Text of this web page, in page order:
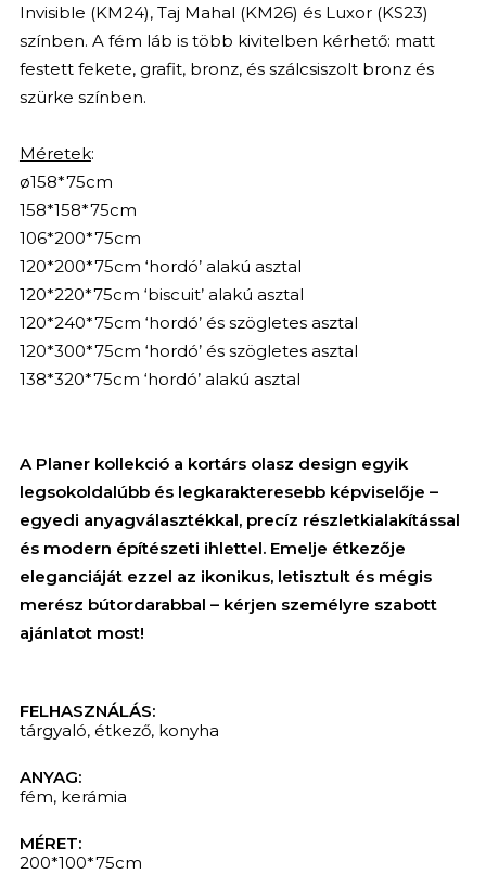
Invisible (KM24), Taj Mahal (KM26) és Luxor (KS23)
színben. A fém láb is több kivitelben kérhető: matt
festett fekete, grafit, bronz, és szálcsiszolt bronz és
szürke színben.
Méretek:
ø158*75cm
158*158*75cm
106*200*75cm
120*200*75cm ‘hordó’ alakú asztal
120*220*75cm ‘biscuit’ alakú asztal
120*240*75cm ‘hordó’ és szögletes asztal
120*300*75cm ‘hordó’ és szögletes asztal
138*320*75cm ‘hordó’ alakú asztal
A Planer kollekció a kortárs olasz design egyik
legsokoldalúbb és legkarakteresebb képviselője –
egyedi anyagválasztékkal, precíz részletkialakítással
és modern építészeti ihlettel. Emelje étkezője
eleganciáját ezzel az ikonikus, letisztult és mégis
merész bútordarabbal – kérjen személyre szabott
ajánlatot most!
FELHASZNÁLÁS:
tárgyaló, étkező, konyha
ANYAG:
fém, kerámia
MÉRET:
200*100*75cm
KERESÉS